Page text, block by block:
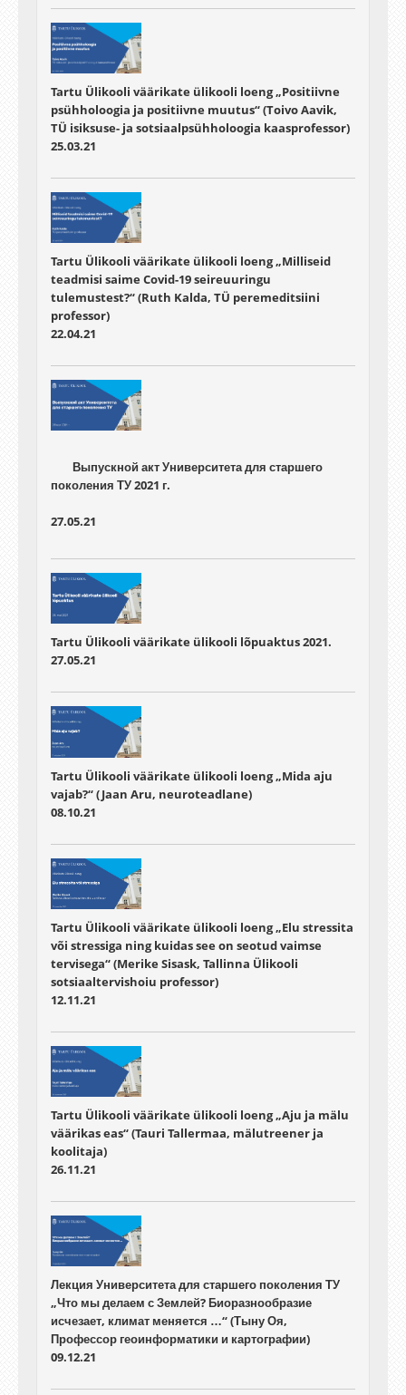
Tartu Ülikooli väärikate ülikooli loeng „Positiivne
psühholoogia ja positiivne muutus“ (Toivo Aavik,
TÜ isiksuse- ja sotsiaalpsühholoogia kaasprofessor)
25.03.21
Tartu Ülikooli väärikate ülikooli loeng „Milliseid
teadmisi saime Covid-19 seireuuringu
tulemustest?“ (Ruth Kalda, TÜ peremeditsiini
professor)
22.04.21
27.05.21
Tartu Ülikooli väärikate ülikooli lõpuaktus 2021.
27.05.21
Tartu Ülikooli väärikate ülikooli loeng „Mida aju
vajab?“ (Jaan Aru, neuroteadlane)
08.10.21
Tartu Ülikooli väärikate ülikooli loeng „Elu stressita
või stressiga ning kuidas see on seotud vaimse
tervisega“ (Merike Sisask, Tallinna Ülikooli
sotsiaaltervishoiu professor)
12.11.21
Tartu Ülikooli väärikate ülikooli loeng „Aju ja mälu
väärikas eas“ (Tauri Tallermaa, mälutreener ja
koolitaja)
26.11.21
Лекция Университета для старшего поколения ТУ
„Что мы делаем с Землей? Биоразнообразие
исчезает, климат меняется …“ (Тыну Оя,
Профессор геоинформатики и картографии)
09.12.21